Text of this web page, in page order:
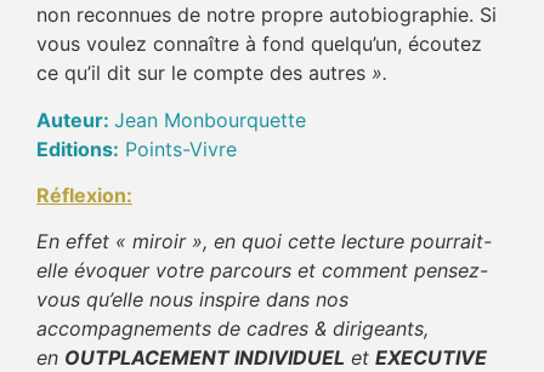
non reconnues de notre propre autobiographie. Si
vous voulez connaître à fond quelqu’un, écoutez
ce qu’il dit sur le compte des autres ».
Auteur: Jean Monbourquette
Editions: Points-Vivre
Réflexion:
En effet « miroir », en quoi cette lecture pourrait-
elle évoquer votre parcours et comment pensez-
vous qu’elle nous inspire dans nos
accompagnements de cadres & dirigeants,
en OUTPLACEMENT INDIVIDUEL et EXECUTIVE